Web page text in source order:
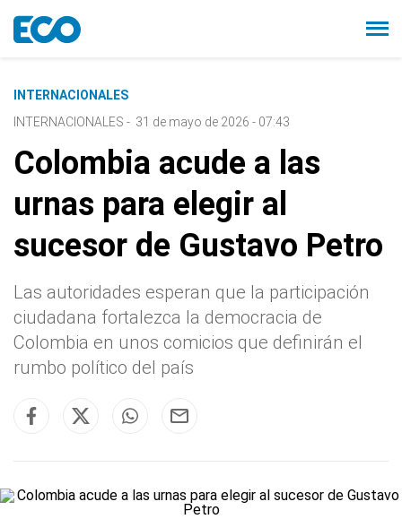
INTERNACIONALES
INTERNACIONALES - 31 de mayo de 2026 - 07:43
Colombia acude a las
urnas para elegir al
sucesor de Gustavo Petro
Las autoridades esperan que la participación
ciudadana fortalezca la democracia de
Colombia en unos comicios que definirán el
rumbo político del país